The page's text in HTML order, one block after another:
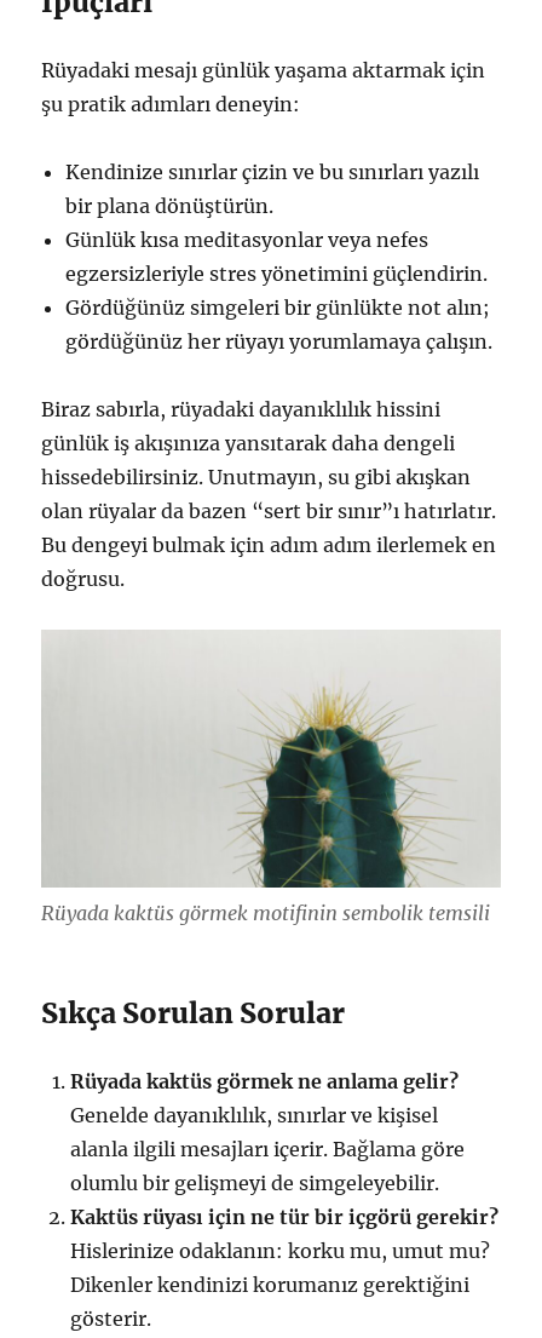
Rüyadaki mesajı günlük yaşama aktarmak için
şu pratik adımları deneyin:
Kendinize sınırlar çizin ve bu sınırları yazılı
bir plana dönüştürün.
Günlük kısa meditasyonlar veya nefes
egzersizleriyle stres yönetimini güçlendirin.
Gördüğünüz simgeleri bir günlükte not alın;
gördüğünüz her rüyayı yorumlamaya çalışın.
Biraz sabırla, rüyadaki dayanıklılık hissini
günlük iş akışınıza yansıtarak daha dengeli
hissedebilirsiniz. Unutmayın, su gibi akışkan
olan rüyalar da bazen “sert bir sınır”ı hatırlatır.
Bu dengeyi bulmak için adım adım ilerlemek en
doğrusu.
Rüyada kaktüs görmek motifinin sembolik temsili
Sıkça Sorulan Sorular
Rüyada kaktüs görmek ne anlama gelir?
Genelde dayanıklılık, sınırlar ve kişisel
alanla ilgili mesajları içerir. Bağlama göre
olumlu bir gelişmeyi de simgeleyebilir.
Kaktüs rüyası için ne tür bir içgörü gerekir?
Hislerinize odaklanın: korku mu, umut mu?
Dikenler kendinizi korumanız gerektiğini
gösterir.